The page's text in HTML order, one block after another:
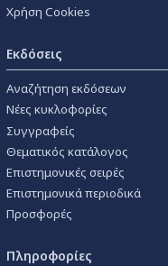
Χρήση Cookies
Εκδόσεις
Αναζήτηση εκδόσεων
Νέες κυκλοφορίες
Συγγραφείς
Θεματικός κατάλογος
Επιστημονικές σειρές
Επιστημονικά περιοδικά
Προσφορές
Πληροφορίες